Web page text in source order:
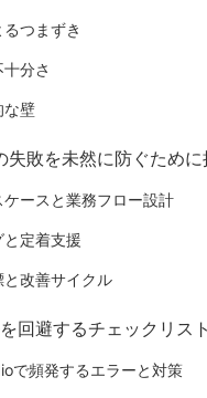
つまずき
分さ
な壁
敗を未然に防ぐため
ースと業務フロー設計
と定着支援
と改善サイクル
回避するチェックリスト
で頻発するエラーと対策